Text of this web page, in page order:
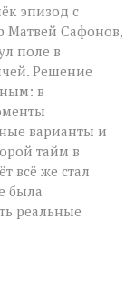
эпизод с
Матвей Сафонов,
поле в
Решение
в
варианты и
тайм в
всё же стал
была
реальные